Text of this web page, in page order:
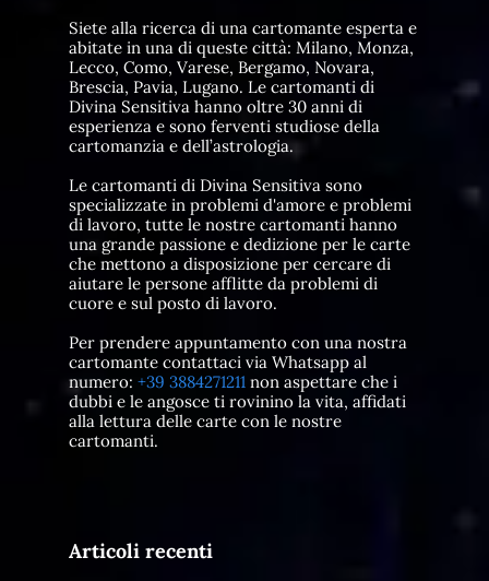
Siete alla ricerca di una cartomante esperta e
abitate in una di queste città: Milano, Monza,
Lecco, Como, Varese, Bergamo, Novara,
Brescia, Pavia, Lugano. Le cartomanti di
Divina Sensitiva hanno oltre 30 anni di
esperienza e sono ferventi studiose della
cartomanzia e dell’astrologia.
Le cartomanti di Divina Sensitiva sono
specializzate in problemi d'amore e problemi
di lavoro, tutte le nostre cartomanti hanno
una grande passione e dedizione per le carte
che mettono a disposizione per cercare di
aiutare le persone afflitte da problemi di
cuore e sul posto di lavoro.
Per prendere appuntamento con una nostra
cartomante contattaci via Whatsapp al
numero: +39 3884271211 non aspettare che i
dubbi e le angosce ti rovinino la vita, affidati
alla lettura delle carte con le nostre
cartomanti.
Articoli recenti